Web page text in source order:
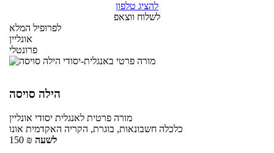
להציג טלפון
לשלוח ווצאפ
לפרופיל המלא
אונליין
פרונטלי
הילה סויסה
מורה פרטית לאנגלית יסודי אונליין
כלכלה חשבונאות, בוגרת, הקריה האקדמית אונו
150 ₪ לשעה